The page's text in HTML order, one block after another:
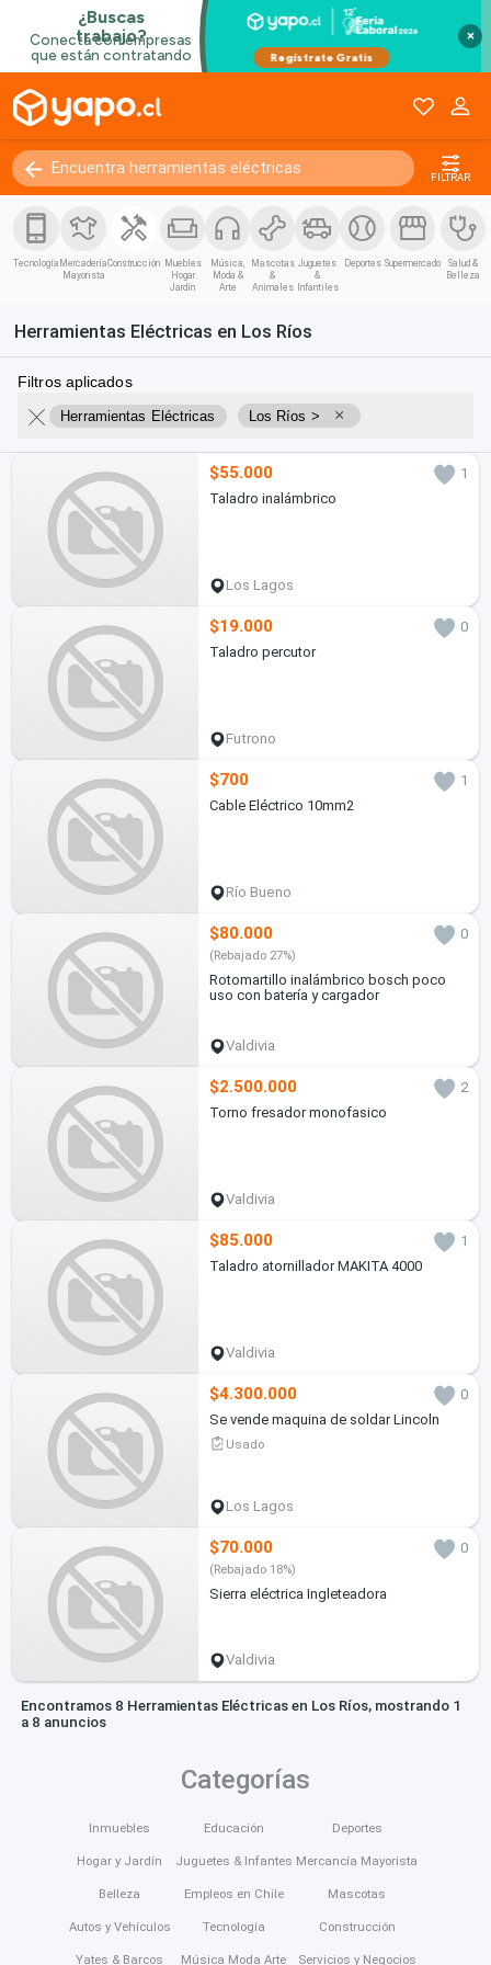
×
FILTRAR
Tecnología Mercadería
Mayorista
Construcción Muebles
Hogar
Jardín
Música,
Moda &
Arte
Mascotas
&
Animales
Juguetes
&
Infantiles
Deportes Supermercado
Salud &
Belleza
Herramientas Eléctricas en Los Ríos
Filtros aplicados
Herramientas Eléctricas Los Ríos > ×
$55.000
1
Taladro inalámbrico
Los Lagos
$19.000
0
Taladro percutor
Futrono
$700
1
Cable Eléctrico 10mm2
Río Bueno
$80.000 0
(Rebajado 27%)
Rotomartillo inalámbrico bosch poco
uso con batería y cargador
Valdivia
$2.500.000
2
Torno fresador monofasico
Valdivia
$85.000
1
Taladro atornillador MAKITA 4000
Valdivia
$4.300.000
0
Se vende maquina de soldar Lincoln
Usado
Los Lagos
$70.000 0
(Rebajado 18%)
Sierra eléctrica Ingleteadora
Valdivia
Encontramos 8 Herramientas Eléctricas en Los Ríos, mostrando 1
a 8 anuncios
Categorías
Inmuebles
Hogar y Jardín
Belleza
Autos y Vehículos
Yates & Barcos
Educación
Juguetes & Infantes
Empleos en Chile
Tecnología
Música Moda Arte
Deportes
Mercancía Mayorista
Mascotas
Construcción
Servicios y Negocios